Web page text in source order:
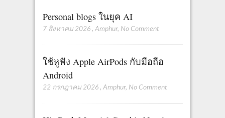
Personal blogs ในยุค AI
7 สิงหาคม 2026 , Amphur, No Comment
ใช้หูฟัง Apple AirPods กับมือถือ
Android
22 กรกฎาคม 2026 , Amphur, No Comment